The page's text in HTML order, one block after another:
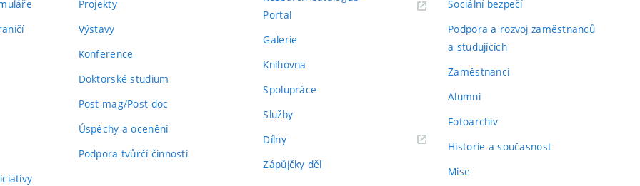
Projekty
Výstavy
Konference
Doktorské studium
Post-mag/Post-doc
Úspěchy a ocenění
Podpora tvůrčí činnosti
Portal
Galerie
Knihovna
Spolupráce
Služby
Dílny
Zápůjčky děl
Sociální bezpečí
Podpora a rozvoj zaměstnanců
a studujících
Zaměstnanci
Alumni
Fotoarchiv
Historie a současnost
Mise